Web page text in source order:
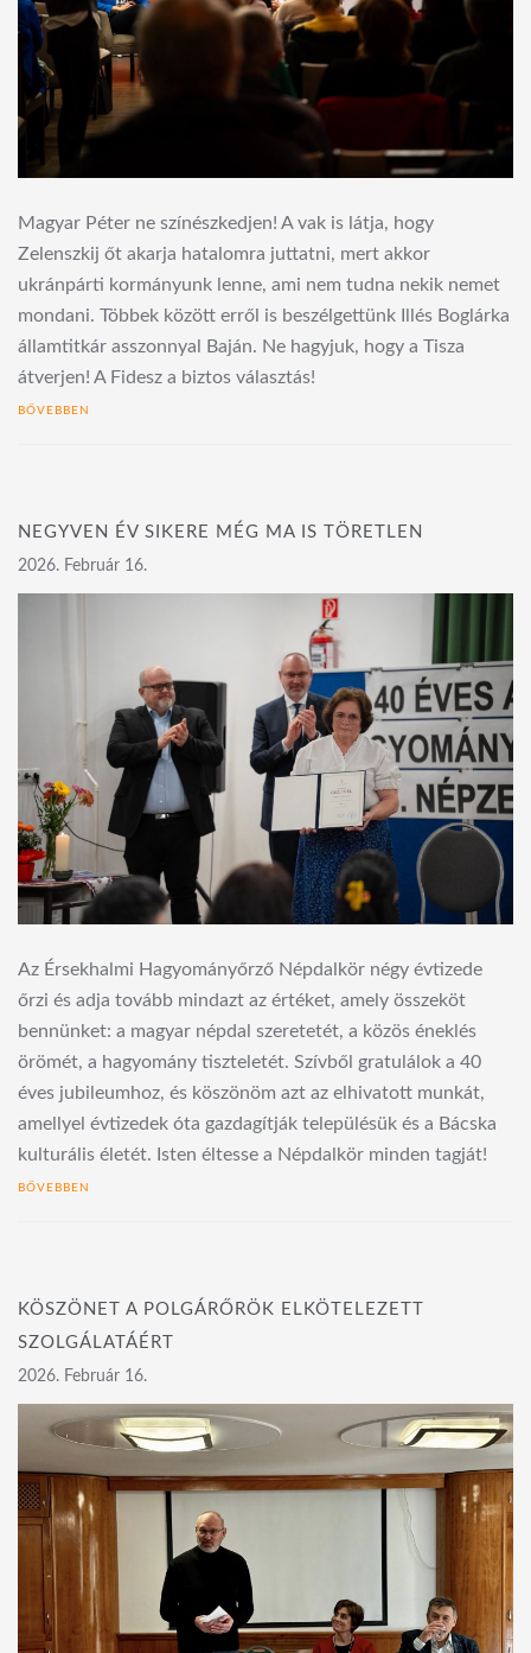
Magyar Péter ne színészkedjen! A vak is látja, hogy
Zelenszkij őt akarja hatalomra juttatni, mert akkor
ukránpárti kormányunk lenne, ami nem tudna nekik nemet
mondani. Többek között erről is beszélgettünk Illés Boglárka
államtitkár asszonnyal Baján. Ne hagyjuk, hogy a Tisza
átverjen! A Fidesz a biztos választás!
BŐVEBBEN
NEGYVEN ÉV SIKERE MÉG MA IS TÖRETLEN
2026. Február 16.
Az Érsekhalmi Hagyományőrző Népdalkör négy évtizede
őrzi és adja tovább mindazt az értéket, amely összeköt
bennünket: a magyar népdal szeretetét, a közös éneklés
örömét, a hagyomány tiszteletét. Szívből gratulálok a 40
éves jubileumhoz, és köszönöm azt az elhivatott munkát,
amellyel évtizedek óta gazdagítják településük és a Bácska
kulturális életét. Isten éltesse a Népdalkör minden tagját!
BŐVEBBEN
KÖSZÖNET A POLGÁRŐRÖK ELKÖTELEZETT
SZOLGÁLATÁÉRT
2026. Február 16.